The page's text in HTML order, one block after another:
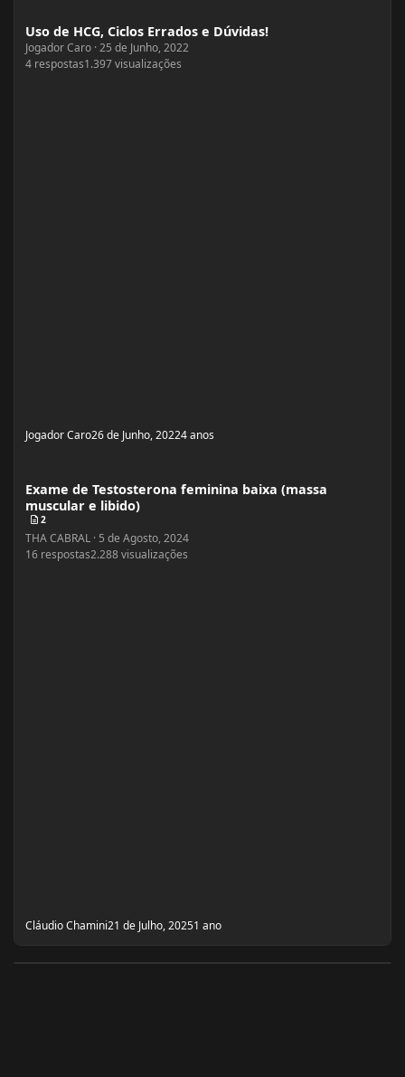
Uso de HCG, Ciclos Errados e Dúvidas!
Jogador Caro ·25 de Junho, 2022
4 respostas1.397visualizações
Jogador Caro26 de Junho, 20224 anos
Exame de Testosterona feminina baixa (massa
muscular e libido)
2
THA CABRAL · 5 de Agosto, 2024
16 respostas2.288visualizações
Cláudio Chamini21 de Julho, 20251 ano